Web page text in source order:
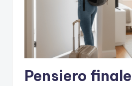
Pensiero finale